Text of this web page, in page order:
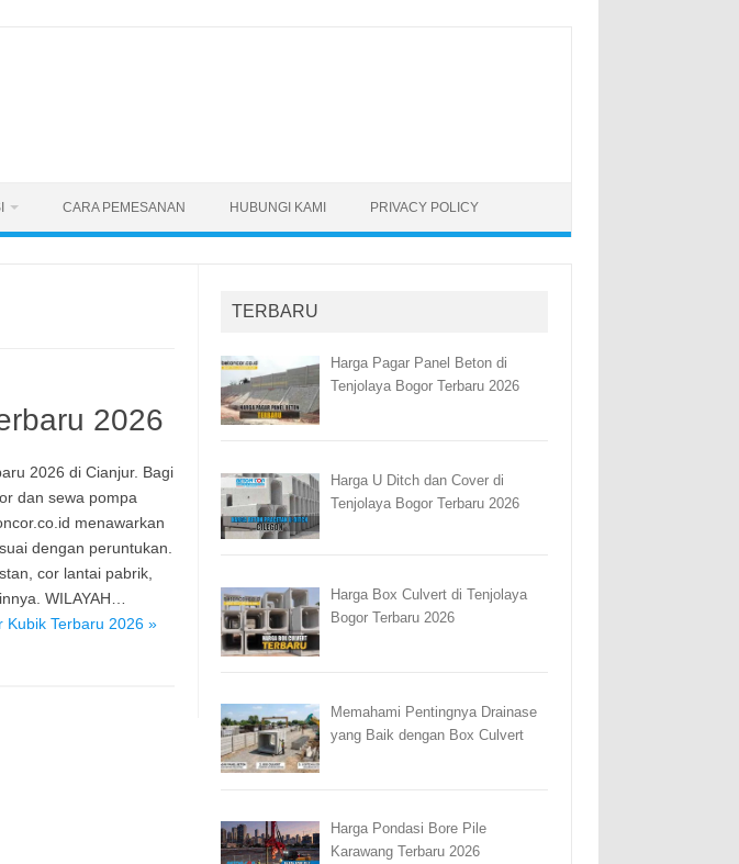
CARA PEMESANAN HUBUNGI KAMI PRIVACY POLICY
2026
2026 di Cianjur. Bagi
dan sewa pompa
menawarkan
dengan peruntukan.
cor lantai pabrik,
WILAYAH…
Kubik Terbaru 2026 »
TERBARU
Harga Pagar Panel Beton di
Tenjolaya Bogor Terbaru 2026
Harga U Ditch dan Cover di
Tenjolaya Bogor Terbaru 2026
Harga Box Culvert di Tenjolaya
Bogor Terbaru 2026
Memahami Pentingnya Drainase
yang Baik dengan Box Culvert
Harga Pondasi Bore Pile
Karawang Terbaru 2026